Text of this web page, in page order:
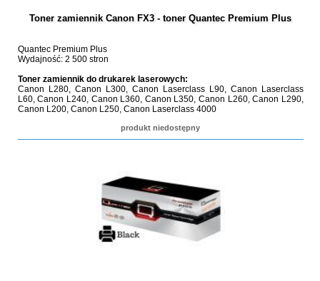
Toner zamiennik Canon FX3 - toner Quantec Premium Plus
Quantec Premium Plus
Wydajność: 2 500 stron
Toner zamiennik do drukarek laserowych:
Canon L280, Canon L300, Canon Laserclass L90, Canon Laserclass
L60, Canon L240, Canon L360, Canon L350, Canon L260, Canon L290,
Canon L200, Canon L250, Canon Laserclass 4000
produkt niedostępny